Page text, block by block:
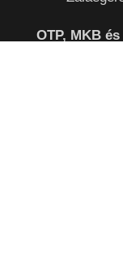
OTP, MKB